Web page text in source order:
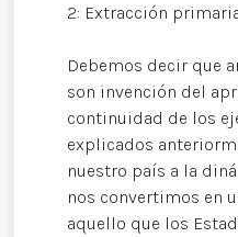
2: Extracción
Debemos decir que
son invención del
continuidad de los
explicados
nuestro país a la
nos convertimos en
aquello que los